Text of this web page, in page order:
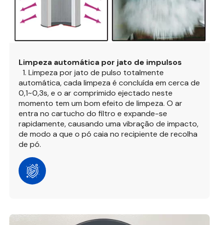
Limpeza automática por jato de impulsos
1. Limpeza por jato de pulso totalmente
automática, cada limpeza é concluída em cerca de
0,1~0,3s, e o ar comprimido ejectado neste
momento tem um bom efeito de limpeza. O ar
entra no cartucho do filtro e expande-se
rapidamente, causando uma vibração de impacto,
de modo a que o pó caia no recipiente de recolha
de pó.